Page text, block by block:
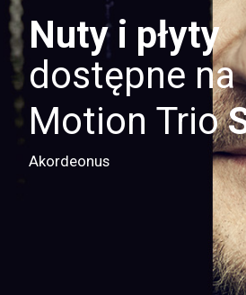
Nuty i płyty
dostępne na
Motion Trio
Akordeonus